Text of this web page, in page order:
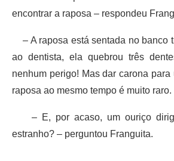
encontrar a raposa – respondeu
– A raposa está sentada no banco
ao dentista, ela quebrou três
nenhum perigo! Mas dar carona
raposa ao mesmo tempo é muito raro.
– E, por acaso, um ouriço
estranho? – perguntou Franguita.